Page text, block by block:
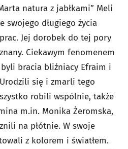
natura z jabłkami” Meli
swojego długiego życia
Jej dorobek do tej pory
Ciekawym fenomenem
bracia bliźniacy Efraim i
się i zmarli tego
robili wspólnie, także
m.in. Monika Żeromska,
na płótnie. W swoje
z kolorem i światłem.